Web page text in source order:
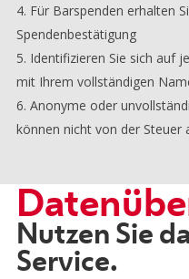
Für Barspenden erhalten
Spendenbestätigung
Identifizieren Sie sich auf
mit Ihrem vollständigen
Anonyme oder
können nicht von der Steuer
Nutzen Sie
Service.